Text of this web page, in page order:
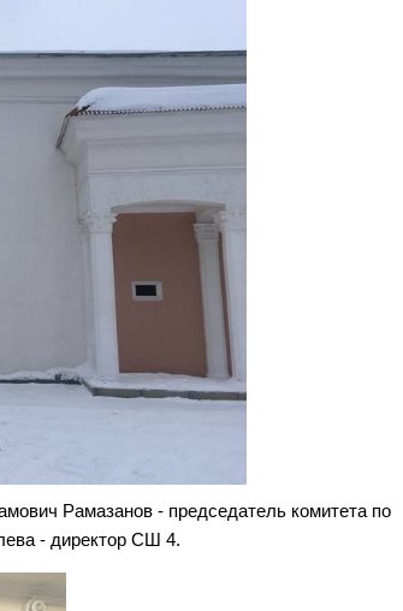
Рамазанов - председатель комитета по
- директор СШ 4.